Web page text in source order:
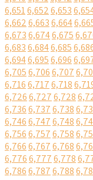
6,6516,6526,653
6,6626,6636,664
6,6736,6746,675
6,6836,6846,685
6,6946,6956,696
6,7056,7066,707
6,7166,7176,718
6,7266,7276,728
6,7366,7376,738
6,7466,7476,748
6,7566,7576,758
6,7666,7676,768
6,7766,7776,778
6,7866,7876,788